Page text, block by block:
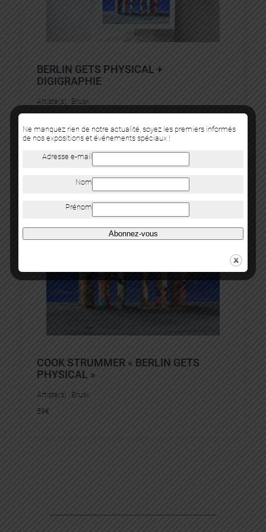
BERLIN GETS PHYSICAL +
DIGIGRAPHIE
Artiste(s) : Brusk
COOK STRUMMER « BERLIN GETS
PHYSICAL »
Artiste(s) : Brusk
59€
Ne manquez rien de notre actualité, soyez les premiers informés
de nos expositions et événements spéciaux !
Adresse e-mail
Nom
Prénom
Abonnez-vous